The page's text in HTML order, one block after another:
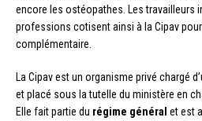
encore les ostéopathes. Les travailleurs
professions cotisent ainsi à la Cipav
complémentaire.
La Cipav est un organisme privé chargé
et placé sous la tutelle du ministère en
Elle fait partie du régime général et est